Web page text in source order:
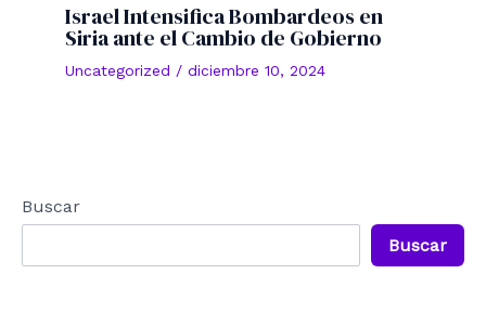
Israel Intensifica Bombardeos en
Siria ante el Cambio de Gobierno
Uncategorized / diciembre 10, 2024
Buscar
Buscar